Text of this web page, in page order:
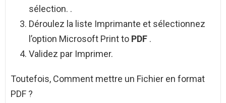
sélection. .
Déroulez la liste Imprimante et sélectionnez
l’option Microsoft Print to PDF .
Validez par Imprimer.
Toutefois, Comment mettre un Fichier en format
PDF ?